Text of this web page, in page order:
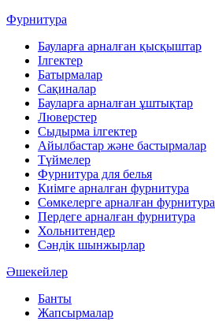
Фурнитура
Бауларға арналған қысқыштар
Ілгектер
Батырмалар
Сақиналар
Бауларға арналған ұштықтар
Люверстер
Сыдырма ілгектер
Айылбастар және бастырмалар
Түймелер
Фурнитура для белья
Киімге арналған фурнитура
Сөмкелерге арналған фурнитура
Пердеге арналған фурнитура
Хольнитендер
Сәндік шынжырлар
Әшекейлер
Банты
Жапсырмалар